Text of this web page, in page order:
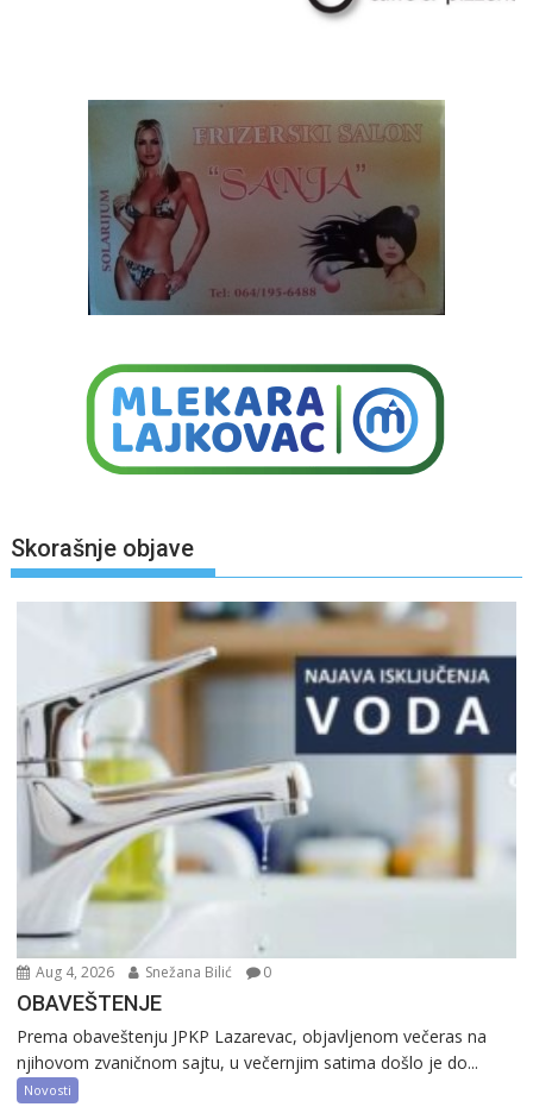
Skorašnje objave
Aug 4, 2026 Snežana Bilić 0
OBAVEŠTENJE
Prema obaveštenju JPKP Lazarevac, objavljenom večeras na
njihovom zvaničnom sajtu, u večernjim satima došlo je do...
Novosti